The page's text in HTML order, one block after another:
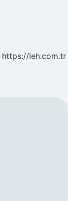
https://leh.com.tr